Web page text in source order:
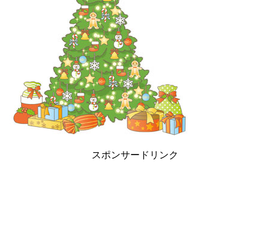
スポンサードリンク